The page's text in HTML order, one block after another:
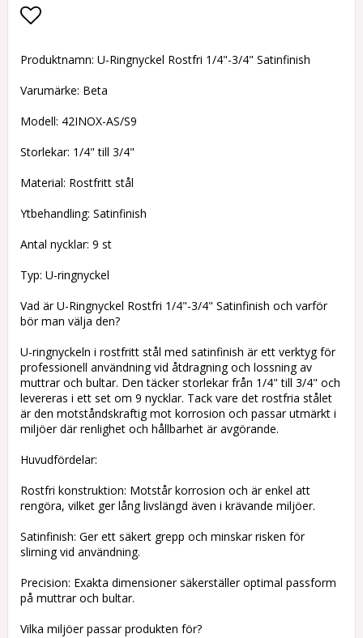
Produktnamn: U-Ringnyckel Rostfri 1/4"-3/4" Satinfinish
Varumärke: Beta
Modell: 42INOX-AS/S9
Storlekar: 1/4" till 3/4"
Material: Rostfritt stål
Ytbehandling: Satinfinish
Antal nycklar: 9 st
Typ: U-ringnyckel
Vad är U-Ringnyckel Rostfri 1/4"-3/4" Satinfinish och varför
bör man välja den?
U-ringnyckeln i rostfritt stål med satinfinish är ett verktyg för
professionell användning vid åtdragning och lossning av
muttrar och bultar. Den täcker storlekar från 1/4" till 3/4" och
levereras i ett set om 9 nycklar. Tack vare det rostfria stålet
är den motståndskraftig mot korrosion och passar utmärkt i
miljöer där renlighet och hållbarhet är avgörande.
Huvudfördelar:
Rostfri konstruktion: Motstår korrosion och är enkel att
rengöra, vilket ger lång livslängd även i krävande miljöer.
Satinfinish: Ger ett säkert grepp och minskar risken för
slirning vid användning.
Precision: Exakta dimensioner säkerställer optimal passform
på muttrar och bultar.
Vilka miljöer passar produkten för?